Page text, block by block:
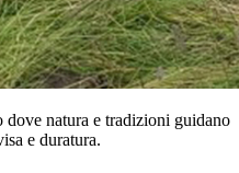
natura e tradizioni guidano
e duratura.